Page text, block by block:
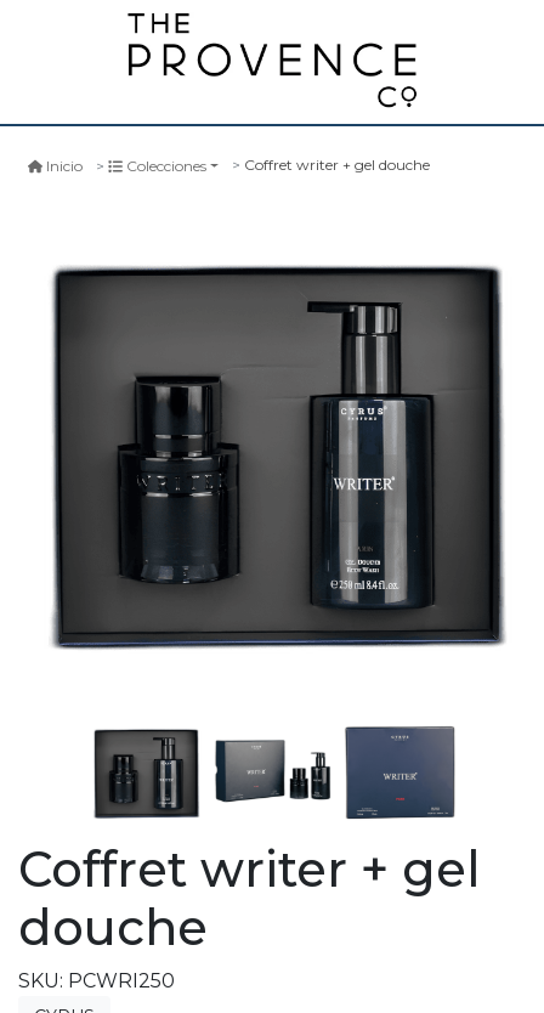
Inicio Colecciones Coffret writer + gel douche
Coffret writer + gel
douche
SKU: PCWRI250